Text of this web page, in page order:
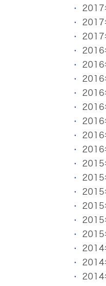
2017
2017
2017
2016
2016
2016
2016
2016
2016
2016
2016
2015
2015
2015
2015
2015
2015
2014
2014
2014